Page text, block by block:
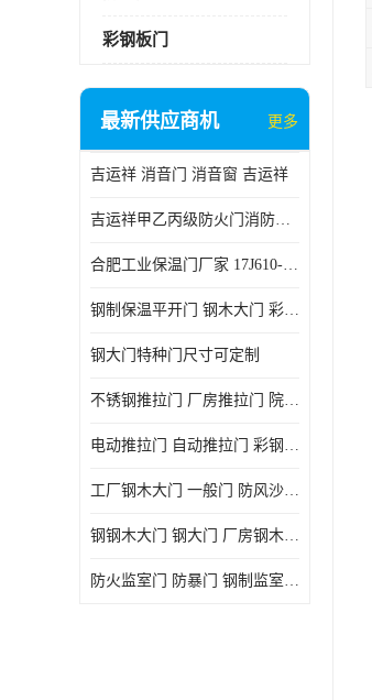
彩钢板门
最新供应商机 更多
吉运祥 消音门 消音窗 吉运祥
吉运祥甲乙丙级防火门消防门一门一证
合肥工业保温门厂家 17J610-1保温门
钢制保温平开门 钢木大门 彩钢复合板门
钢大门特种门尺寸可定制
不锈钢推拉门 厂房推拉门 院墙推拉门 工业电动推拉门
电动推拉门 自动推拉门 彩钢板推拉门 夹芯板推拉门
工厂钢木大门 一般门 防风沙 风砂）门 防严寒门
钢钢木大门 钢大门 厂房钢木大门 高铁站钢木大门
防火监室门 防暴门 钢制监室门 报警监舍门